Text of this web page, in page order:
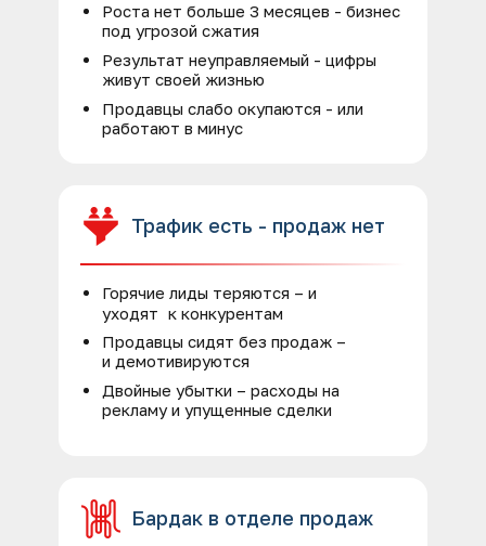
Роста нет больше 3 месяцев - бизнес
под угрозой сжатия
Результат неуправляемый - цифры
живут своей жизнью
Продавцы слабо окупаются - или
работают в минус
Трафик есть - продаж нет
Горячие лиды теряются – и
уходят к конкурентам
Продавцы сидят без продаж –
и демотивируются
Двойные убытки – расходы на
рекламу и упущенные сделки
Бардак в отделе продаж